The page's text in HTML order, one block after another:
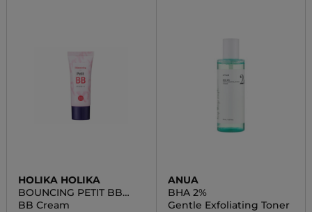
HOLIKA HOLIKA
BOUNCING PETIT BB
CREAM
BB Cream
ANUA
BHA 2%
Gentle Exfoliating Toner